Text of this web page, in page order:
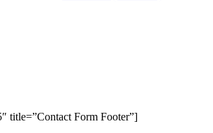
title=”Contact Form Footer”]